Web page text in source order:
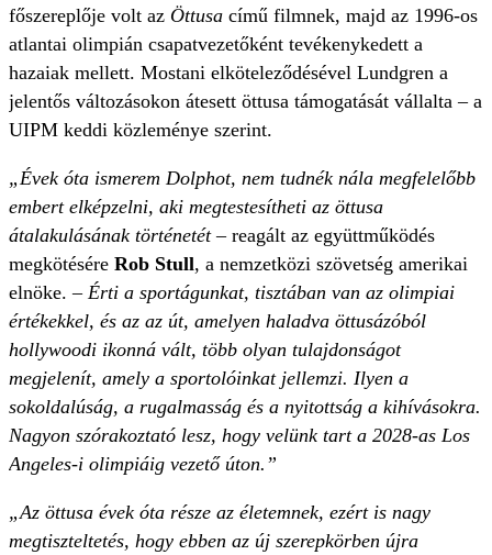
főszereplője volt az Öttusa című filmnek, majd az 1996-os
atlantai olimpián csapatvezetőként tevékenykedett a
hazaiak mellett. Mostani elköteleződésével Lundgren a
jelentős változásokon átesett öttusa támogatását vállalta – a
UIPM keddi közleménye szerint.
„Évek óta ismerem Dolphot, nem tudnék nála megfelelőbb
embert elképzelni, aki megtestesítheti az öttusa
átalakulásának történetét– reagált az együttműködés
megkötésére Rob Stull, a nemzetközi szövetség amerikai
elnöke. – Érti a sportágunkat, tisztában van az olimpiai
értékekkel, és az az út, amelyen haladva öttusázóból
hollywoodi ikonná vált, több olyan tulajdonságot
megjelenít, amely a sportolóinkat jellemzi. Ilyen a
sokoldalúság, a rugalmasság és a nyitottság a kihívásokra.
Nagyon szórakoztató lesz, hogy velünk tart a 2028-as Los
Angeles-i olimpiáig vezető úton.”
„Az öttusa évek óta része az életemnek, ezért is nagy
megtiszteltetés, hogy ebben az új szerepkörben újra